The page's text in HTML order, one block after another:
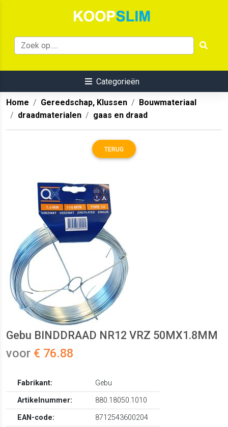
Categorieën
Home Gereedschap, Klussen
Bouwmateriaal
draadmaterialen
gaas en draad
TERUG
Gebu BINDDRAAD NR12 VRZ 50MX1.8MM
voor € 76.88
Fabrikant:
Gebu
Artikelnummer:
880.18050.1010
EAN-code:
8712543600204